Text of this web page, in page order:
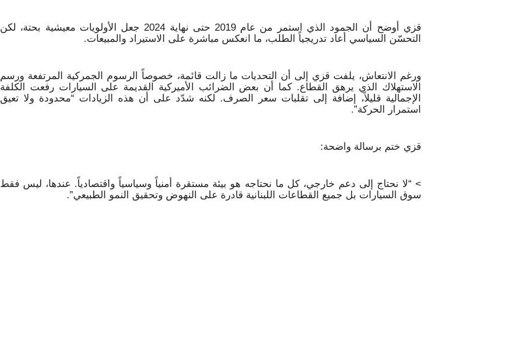
قزي أوضح أن الجمود الذي استمر من عام 2019 حتى نهاية 2024 جعل الأولويات معيشية بحتة، لكن
التحسّن السياسي أعاد تدريجياً الطلب، ما انعكس مباشرة على الاستيراد والمبيعات.
ورغم الانتعاش، يلفت قزي إلى أن التحديات ما زالت قائمة، خصوصاً الرسوم الجمركية المرتفعة ورسم
الاستهلاك الذي يرهق القطاع. كما أن بعض الضرائب الأميركية القديمة على السيارات رفعت الكلفة
الإجمالية قليلاً، إضافة إلى تقلبات سعر الصرف. لكنه شدّد على أن هذه الزيادات “محدودة ولا تعيق
استمرار الحركة”.
قزي ختم برسالة واضحة:
> “لا نحتاج إلى دعم خارجي، كل ما نحتاجه هو بيئة مستقرة أمنياً وسياسياً واقتصادياً. عندها، ليس فقط
سوق السيارات بل جميع القطاعات اللبنانية قادرة على النهوض وتحقيق النمو الطبيعي”.